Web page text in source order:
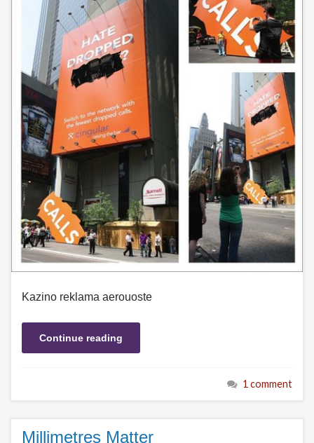
Kazino reklama aerouoste
Continue reading
1 comment
Millimetres Matter